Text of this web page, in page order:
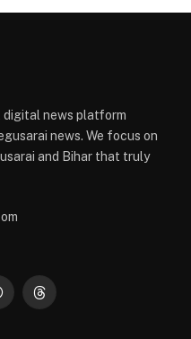
digital news platform
news. We focus on
and Bihar that truly
Threads